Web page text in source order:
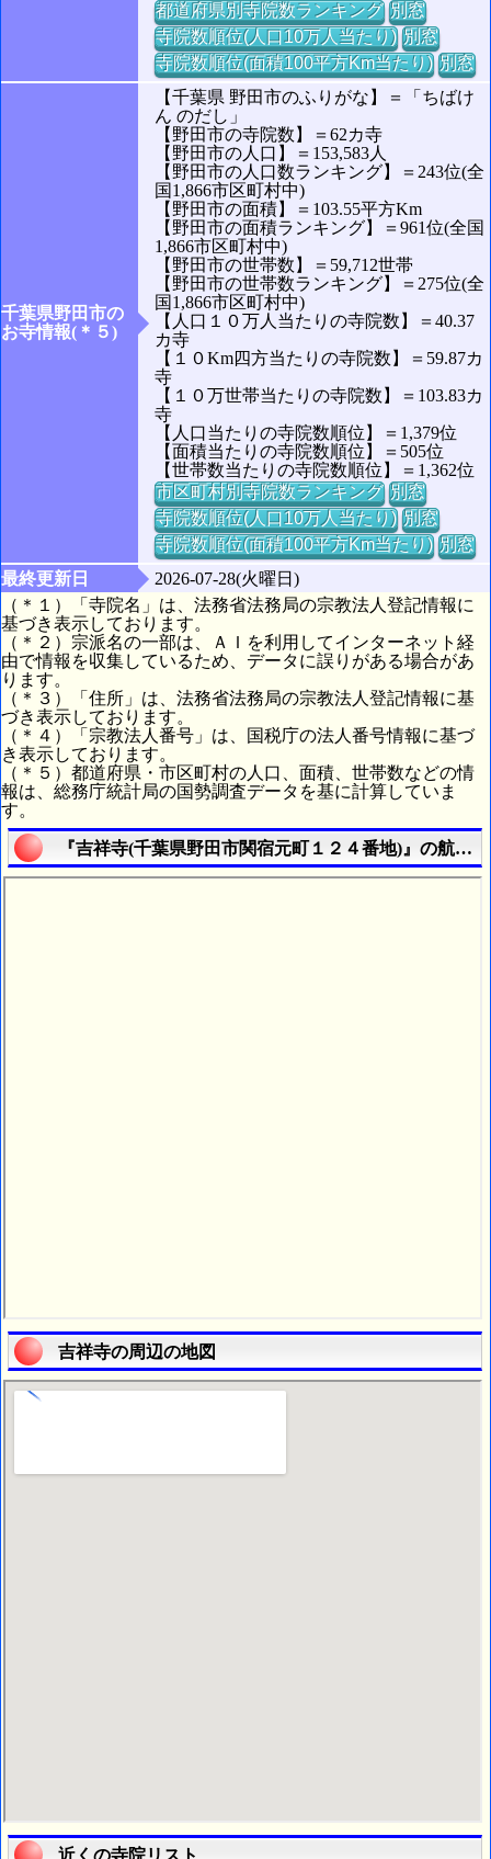
都道府県別寺院数ランキング 別窓
寺院数順位(人口10万人当たり) 別窓
寺院数順位(面積100平方Km当たり) 別窓
千葉県野田市の
お寺情報(＊５)
【千葉県 野田市のふりがな】＝「ちばけ
ん のだし」
【野田市の寺院数】＝62カ寺
【野田市の人口】＝153,583人
【野田市の人口数ランキング】＝243位(全
国1,866市区町村中)
【野田市の面積】＝103.55平方Km
【野田市の面積ランキング】＝961位(全国
1,866市区町村中)
【野田市の世帯数】＝59,712世帯
【野田市の世帯数ランキング】＝275位(全
国1,866市区町村中)
【人口１０万人当たりの寺院数】＝40.37
カ寺
【１０Km四方当たりの寺院数】＝59.87カ
寺
【１０万世帯当たりの寺院数】＝103.83カ
寺
【人口当たりの寺院数順位】＝1,379位
【面積当たりの寺院数順位】＝505位
【世帯数当たりの寺院数順位】＝1,362位
市区町村別寺院数ランキング 別窓
寺院数順位(人口10万人当たり) 別窓
寺院数順位(面積100平方Km当たり) 別窓
最終更新日
2026-07-28(火曜日)
（＊１）「寺院名」は、法務省法務局の宗教法人登記情報に
基づき表示しております。
（＊２）宗派名の一部は、ＡＩを利用してインターネット経
由で情報を収集しているため、データに誤りがある場合があ
ります。
（＊３）「住所」は、法務省法務局の宗教法人登記情報に基
づき表示しております。
（＊４）「宗教法人番号」は、国税庁の法人番号情報に基づ
き表示しております。
（＊５）都道府県・市区町村の人口、面積、世帯数などの情
報は、総務庁統計局の国勢調査データを基に計算していま
す。
『吉祥寺(千葉県野田市関宿元町１２４番地)』の航空
吉祥寺の周辺の地図